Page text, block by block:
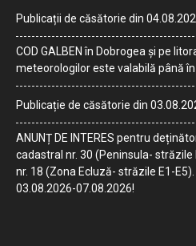
Publicații de căsătorie din
COD GALBEN în Dobrogea și pe
meteorologilor este valabilă până
Publicație de căsătorie din
ANUNȚ DE INTERES pentru
cadastral nr. 30 (Peninsula- străzile
nr. 18 (Zona Ecluză- străzile E1-
03.08.2026-07.08.2026!